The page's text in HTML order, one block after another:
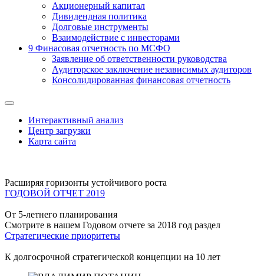
Акционерный капитал
Дивидендная политика
Долговые инструменты
Взаимодействие с инвеcторами
9 Финасовая отчетность по МСФО
Заявление об ответственности руководства
Аудиторское заключение независимых аудиторов
Консолидированная финансовая отчетность
Интерактивный анализ
Центр загрузки
Карта сайта
Расширяя горизонты устойчивого роста
ГОДОВОЙ ОТЧЕТ 2019
От 5-летнего планирования
Смотрите в нашем Годовом отчете за 2018 год раздел
Стратегические приоритеты
К долгосрочной стратегической концепции на 10 лет